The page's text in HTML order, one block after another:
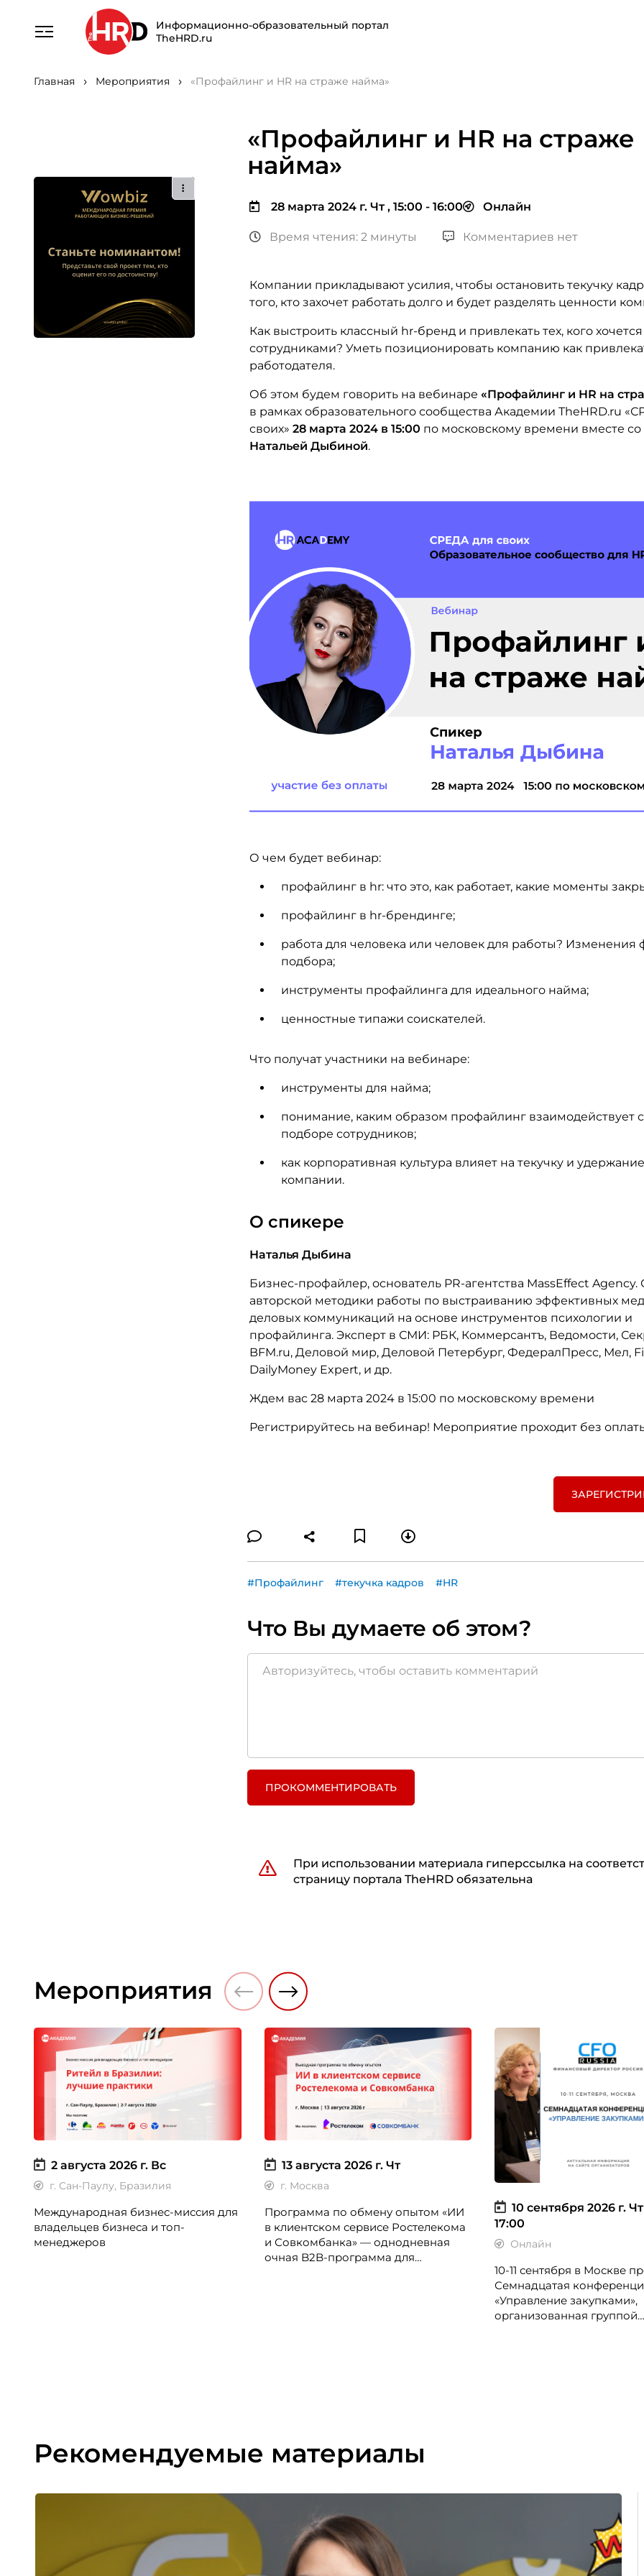
Информационно-образовательный портал
TheHRD.ru
Главная Мероприятия «Профайлинг и HR на страже найма»
«Профайлинг и HR на страже
найма»
28 марта 2024 г. Чт , 15:00 - 16:00 Онлайн
Время чтения: 2 минуты Комментариев нет
Компании прикладывают усилия, чтобы остановить текучку
того, кто захочет работать долго и будет разделять ценности
Как выстроить классный hr-бренд и привлекать тех, кого
сотрудниками? Уметь позиционировать компанию как
работодателя.
Об этом будем говорить на вебинаре«Профайлинг и HR на
в рамках образовательного сообщества Академии TheHRD.ru
своих» 28 марта 2024 в 15:00 по московскому времени вместе
Натальей Дыбиной.
О чем будет вебинар:
профайлинг в hr: что это, как работает, какие моменты
профайлинг в hr-брендинге;
работа для человека или человек для работы? Изменения
подбора;
инструменты профайлинга для идеального найма;
ценностные типажи соискателей.
Что получат участники на вебинаре:
инструменты для найма;
понимание, каким образом профайлинг взаимодействует
подборе сотрудников;
как корпоративная культура влияет на текучку и
компании.
О спикере
Наталья Дыбина
Бизнес-профайлер, основатель PR-агентства MassEffect Agency.
авторской методики работы по выстраиванию эффективных
деловых коммуникаций на основе инструментов психологии и
профайлинга. Эксперт в СМИ: РБК, Коммерсантъ, Ведомости,
BFM.ru, Деловой мир, Деловой Петербург, ФедералПресс, Мел,
DailyMoney Expert, и др.
Ждем вас 28 марта 2024 в 15:00 по московскому времени
Регистрируйтесь на вебинар! Мероприятие проходит без
#Профайлинг #текучка кадров #HR
Что Вы думаете об этом?
ПРОКОММЕНТИРОВАТЬ
При использовании материала гиперссылка на
страницу портала TheHRD обязательна
Мероприятия
2 августа 2026 г. Вс
г. Сан-Паулу, Бразилия
Международная бизнес-миссия для
владельцев бизнеса и топ-
менеджеров
13 августа 2026 г. Чт
г. Москва
Программа по обмену опытом «ИИ
в клиентском сервисе Ростелекома
и Совкомбанка» — однодневная
очная B2B-программа для
10 сентября 2026 г.
17:00
Онлайн
10-11 сентября в Москве
Семнадцатая
«Управление закупками»,
организованная группой
Рекомендуемые материалы